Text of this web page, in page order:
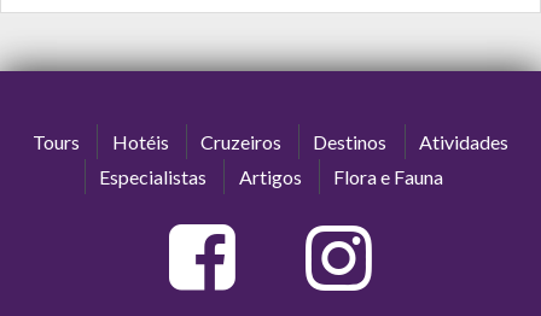
Tours Hotéis Cruzeiros Destinos
Atividades
Especialistas
Artigos Flora e Fauna